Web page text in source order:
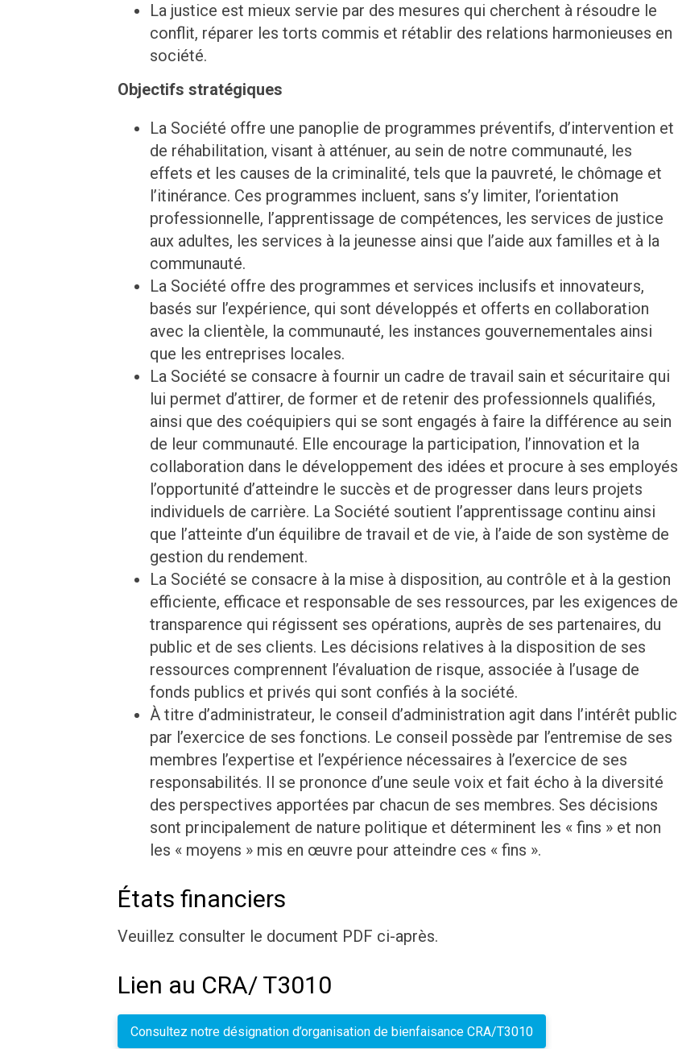
La justice est mieux servie par des mesures qui cherchent à résoudre le
conflit, réparer les torts commis et rétablir des relations harmonieuses en
société.
Objectifs stratégiques
La Société offre une panoplie de programmes préventifs, d’intervention et
de réhabilitation, visant à atténuer, au sein de notre communauté, les
effets et les causes de la criminalité, tels que la pauvreté, le chômage et
l’itinérance. Ces programmes incluent, sans s’y limiter, l’orientation
professionnelle, l’apprentissage de compétences, les services de justice
aux adultes, les services à la jeunesse ainsi que l’aide aux familles et à la
communauté.
La Société offre des programmes et services inclusifs et innovateurs,
basés sur l’expérience, qui sont développés et offerts en collaboration
avec la clientèle, la communauté, les instances gouvernementales ainsi
que les entreprises locales.
La Société se consacre à fournir un cadre de travail sain et sécuritaire qui
lui permet d’attirer, de former et de retenir des professionnels qualifiés,
ainsi que des coéquipiers qui se sont engagés à faire la différence au sein
de leur communauté. Elle encourage la participation, l’innovation et la
collaboration dans le développement des idées et procure à ses employés
l’opportunité d’atteindre le succès et de progresser dans leurs projets
individuels de carrière. La Société soutient l’apprentissage continu ainsi
que l’atteinte d’un équilibre de travail et de vie, à l’aide de son système de
gestion du rendement.
La Société se consacre à la mise à disposition, au contrôle et à la gestion
efficiente, efficace et responsable de ses ressources, par les exigences de
transparence qui régissent ses opérations, auprès de ses partenaires, du
public et de ses clients. Les décisions relatives à la disposition de ses
ressources comprennent l’évaluation de risque, associée à l’usage de
fonds publics et privés qui sont confiés à la société.
À titre d’administrateur, le conseil d’administration agit dans l’intérêt public
par l’exercice de ses fonctions. Le conseil possède par l’entremise de ses
membres l’expertise et l’expérience nécessaires à l’exercice de ses
responsabilités. Il se prononce d’une seule voix et fait écho à la diversité
des perspectives apportées par chacun de ses membres. Ses décisions
sont principalement de nature politique et déterminent les « fins » et non
les « moyens » mis en œuvre pour atteindre ces « fins ».
États financiers
Veuillez consulter le document PDF ci-après.
Lien au CRA/ T3010
Consultez notre désignation d’organisation de bienfaisance CRA/T3010